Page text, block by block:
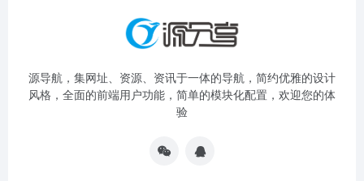
源导航，集网址、资源、资讯于一体的导航，简约优雅的设计
风格，全面的前端用户功能，简单的模块化配置，欢迎您的体
验